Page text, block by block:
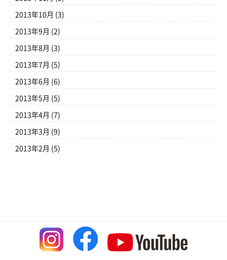
2013年10月 (3)
2013年9月 (2)
2013年8月 (3)
2013年7月 (5)
2013年6月 (6)
2013年5月 (5)
2013年4月 (7)
2013年3月 (9)
2013年2月 (5)